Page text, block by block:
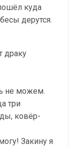
куда
дерутся.
драку
не можем.
три
ковёр-
Закину я